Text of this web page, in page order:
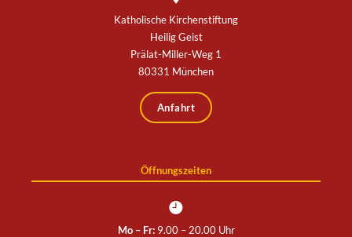
Katholische Kirchenstiftung
Heilig Geist
Prälat-Miller-Weg 1
80331 München
Anfahrt
Öffnungszeiten
Mo – Fr:9.00 – 20.00 Uhr